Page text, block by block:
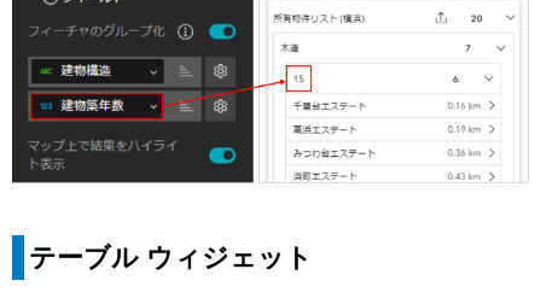
テーブル ウィジェット